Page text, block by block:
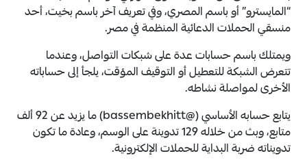
“المايسترو” أو باسم المصري، وفي تعريف آخر باسم بخيت، أحد
منسقي الحملات الدعائية المنظمة في مصر.
ويمتلك باسم حسابات عدة على شبكات التواصل، وعندما
تتعرض الشبكة للتعطيل أو التوقيف المؤقت، يلجأ إلى حساباته
الأخرى لمواصلة نشاطه.
يتابع حسابه الأساسي (@bassembekhitt) ما يزيد عن 92 ألف
متابع، وبث من خلاله 129 تدوينة على الوسم، وعادة ما تكون
تدويناته ضربة البداية للحملات الإلكترونية.